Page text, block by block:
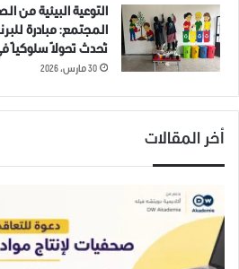
التوعية البيئية من
المجتمع: مبادرة
تُحدث تحولاً سلوكياً
30 مارس، 2026
أخر المقالات